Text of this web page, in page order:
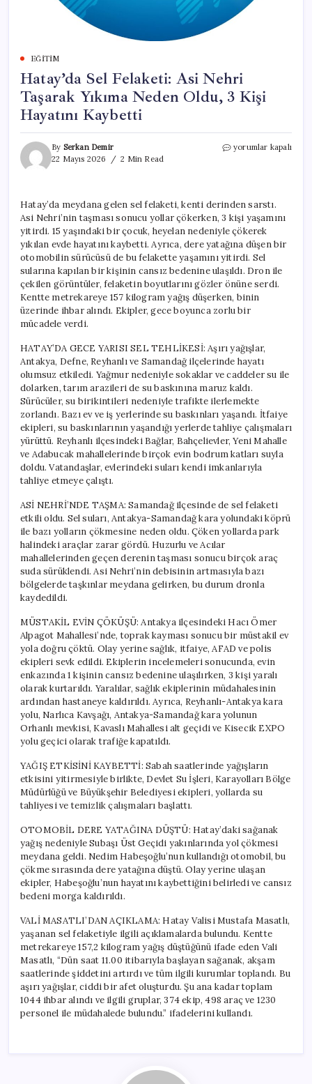
EĞITIM
Hatay’da Sel Felaketi: Asi Nehri
Taşarak Yıkıma Neden Oldu, 3 Kişi
Hayatını Kaybetti
By Serkan Demir
22 Mayıs 2026
2 Min Read
Hatay’da
Taşarak
Yıkıma
Neden
Oldu,
3
Kişi
Hayatını
Kaybetti
için
yorumlar kapalı
Hatay’da meydana gelen sel felaketi, kenti derinden sarstı.
Asi Nehri’nin taşması sonucu yollar çökerken, 3 kişi yaşamını
yitirdi. 15 yaşındaki bir çocuk, heyelan nedeniyle çökerek
yıkılan evde hayatını kaybetti. Ayrıca, dere yatağına düşen bir
otomobilin sürücüsü de bu felakette yaşamını yitirdi. Sel
sularına kapılan bir kişinin cansız bedenine ulaşıldı. Dron ile
çekilen görüntüler, felaketin boyutlarını gözler önüne serdi.
Kentte metrekareye 157 kilogram yağış düşerken, binin
üzerinde ihbar alındı. Ekipler, gece boyunca zorlu bir
mücadele verdi.
HATAY’DA GECE YARISI SEL TEHLİKESİ: Aşırı yağışlar,
Antakya, Defne, Reyhanlı ve Samandağ ilçelerinde hayatı
olumsuz etkiledi. Yağmur nedeniyle sokaklar ve caddeler su ile
dolarken, tarım arazileri de su baskınına maruz kaldı.
Sürücüler, su birikintileri nedeniyle trafikte ilerlemekte
zorlandı. Bazı ev ve iş yerlerinde su baskınları yaşandı. İtfaiye
ekipleri, su baskınlarının yaşandığı yerlerde tahliye çalışmaları
yürüttü. Reyhanlı ilçesindeki Bağlar, Bahçelievler, Yeni Mahalle
ve Adabucak mahallelerinde birçok evin bodrum katları suyla
doldu. Vatandaşlar, evlerindeki suları kendi imkanlarıyla
tahliye etmeye çalıştı.
ASİ NEHRİ’NDE TAŞMA: Samandağ ilçesinde de sel felaketi
etkili oldu. Sel suları, Antakya-Samandağ kara yolundaki köprü
ile bazı yolların çökmesine neden oldu. Çöken yollarda park
halindeki araçlar zarar gördü. Huzurlu ve Acılar
mahallelerinden geçen derenin taşması sonucu birçok araç
suda sürüklendi. Asi Nehri’nin debisinin artmasıyla bazı
bölgelerde taşkınlar meydana gelirken, bu durum dronla
kaydedildi.
MÜSTAKİL EVİN ÇÖKÜŞÜ: Antakya ilçesindeki Hacı Ömer
Alpagot Mahallesi’nde, toprak kayması sonucu bir müstakil ev
yola doğru çöktü. Olay yerine sağlık, itfaiye, AFAD ve polis
ekipleri sevk edildi. Ekiplerin incelemeleri sonucunda, evin
enkazında 1 kişinin cansız bedenine ulaşılırken, 3 kişi yaralı
olarak kurtarıldı. Yaralılar, sağlık ekiplerinin müdahalesinin
ardından hastaneye kaldırıldı. Ayrıca, Reyhanlı-Antakya kara
yolu, Narlıca Kavşağı, Antakya-Samandağ kara yolunun
Orhanlı mevkisi, Kavaslı Mahallesi alt geçidi ve Kisecik EXPO
yolu geçici olarak trafiğe kapatıldı.
YAĞIŞ ETKİSİNİ KAYBETTİ: Sabah saatlerinde yağışların
etkisini yitirmesiyle birlikte, Devlet Su İşleri, Karayolları Bölge
Müdürlüğü ve Büyükşehir Belediyesi ekipleri, yollarda su
tahliyesi ve temizlik çalışmaları başlattı.
OTOMOBİL DERE YATAĞINA DÜŞTÜ: Hatay’daki sağanak
yağış nedeniyle Subaşı Üst Geçidi yakınlarında yol çökmesi
meydana geldi. Nedim Habeşoğlu’nun kullandığı otomobil, bu
çökme sırasında dere yatağına düştü. Olay yerine ulaşan
ekipler, Habeşoğlu’nun hayatını kaybettiğini belirledi ve cansız
bedeni morga kaldırıldı.
VALİ MASATLI’DAN AÇIKLAMA: Hatay Valisi Mustafa Masatlı,
yaşanan sel felaketiyle ilgili açıklamalarda bulundu. Kentte
metrekareye 157,2 kilogram yağış düştüğünü ifade eden Vali
Masatlı, “Dün saat 11.00 itibarıyla başlayan sağanak, akşam
saatlerinde şiddetini artırdı ve tüm ilgili kurumlar toplandı. Bu
aşırı yağışlar, ciddi bir afet oluşturdu. Şu ana kadar toplam
1044 ihbar alındı ve ilgili gruplar, 374 ekip, 498 araç ve 1230
personel ile müdahalede bulundu.” ifadelerini kullandı.